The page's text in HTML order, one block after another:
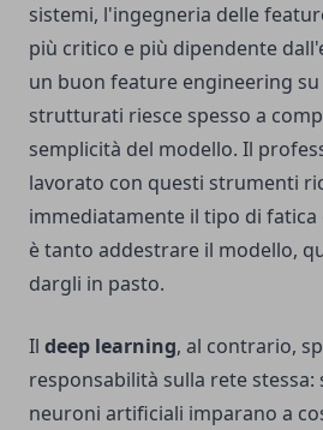
sistemi, l'ingegneria delle
più critico e più dipendente
un buon feature engineering
strutturati riesce spesso a
semplicità del modello. Il
lavorato con questi strumenti
immediatamente il tipo di
è tanto addestrare il modello,
dargli in pasto.
Il deep learning, al contrario,
responsabilità sulla rete stessa:
neuroni artificiali imparano a